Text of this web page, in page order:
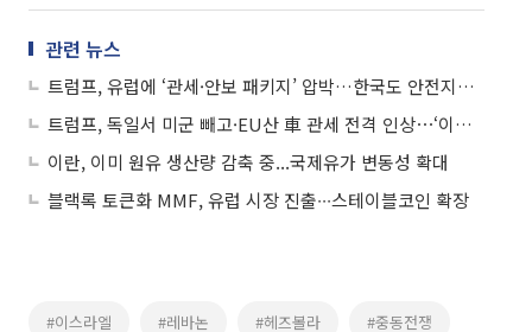
관련 뉴스
트럼프, 유럽에 ‘관세·안보 패키지’ 압박…한국도 안전지대 아니다
트럼프, 독일서 미군 빼고·EU산 車 관세 전격 인상⋯‘이란전 비협조’ 보복
이란, 이미 원유 생산량 감축 중...국제유가 변동성 확대
블랙록 토큰화 MMF, 유럽 시장 진출∙∙∙스테이블코인 확장
#이스라엘 #레바논 #헤즈볼라 #중동전쟁